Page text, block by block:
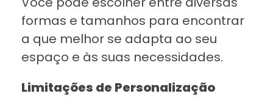
formas e tamanhos para encontrar
a que melhor se adapta ao seu
espaço e às suas necessidades.
Limitações de Personalização